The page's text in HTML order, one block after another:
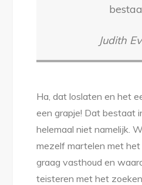
Judith
Ha, dat loslaten en het
een grapje! Dat bestaat
helemaal niet namelijk.
mezelf martelen met
graag vasthoud en
teisteren met het